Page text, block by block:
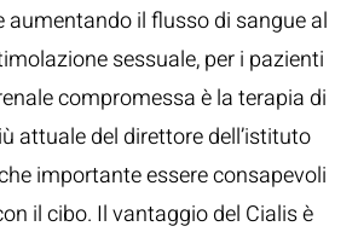
aumentando il flusso di sangue al
sessuale, per i pazienti
compromessa è la terapia di
attuale del direttore dell’istituto
importante essere consapevoli
il cibo. Il vantaggio del Cialis è